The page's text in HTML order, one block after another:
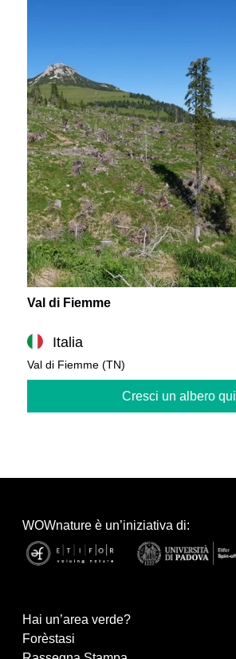
Val di Fiemme
Italia
Val di Fiemme (TN)
Cresci un albero qui
WOWnature è un’iniziativa di:
Hai un’area verde?
Forèstasi